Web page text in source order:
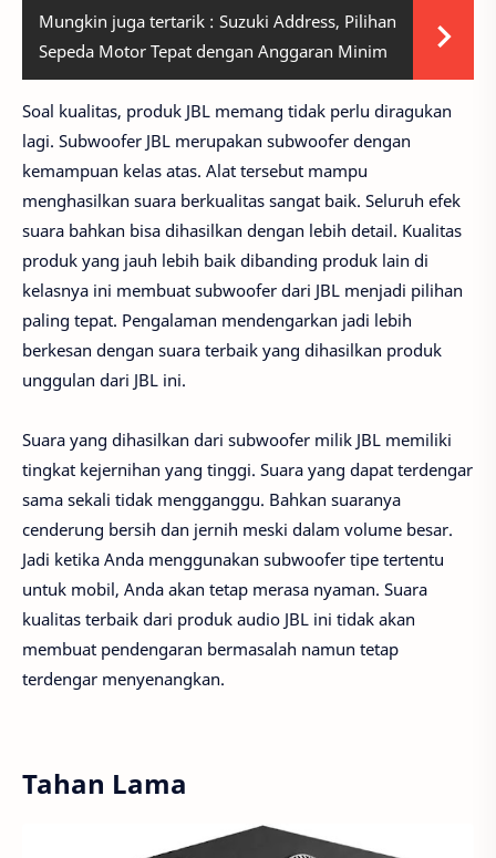
Mungkin juga tertarik : Suzuki Address, Pilihan
Sepeda Motor Tepat dengan Anggaran Minim
Soal kualitas, produk JBL memang tidak perlu diragukan
lagi. Subwoofer JBL merupakan subwoofer dengan
kemampuan kelas atas. Alat tersebut mampu
menghasilkan suara berkualitas sangat baik. Seluruh efek
suara bahkan bisa dihasilkan dengan lebih detail. Kualitas
produk yang jauh lebih baik dibanding produk lain di
kelasnya ini membuat subwoofer dari JBL menjadi pilihan
paling tepat. Pengalaman mendengarkan jadi lebih
berkesan dengan suara terbaik yang dihasilkan produk
unggulan dari JBL ini.
Suara yang dihasilkan dari subwoofer milik JBL memiliki
tingkat kejernihan yang tinggi. Suara yang dapat terdengar
sama sekali tidak mengganggu. Bahkan suaranya
cenderung bersih dan jernih meski dalam volume besar.
Jadi ketika Anda menggunakan subwoofer tipe tertentu
untuk mobil, Anda akan tetap merasa nyaman. Suara
kualitas terbaik dari produk audio JBL ini tidak akan
membuat pendengaran bermasalah namun tetap
terdengar menyenangkan.
Tahan Lama